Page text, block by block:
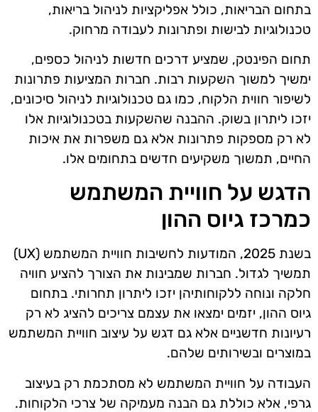
בתחום הבריאות, כולל אפליקציות לניהול בריאות,
טכנולוגיות לבישות ופתרונות לעבודה מרחוק.
תחום הפינטק, שמציע דרכים חדשות לניהול כספים,
ימשיך למשוך השקעות רבות. חברות המציעות פתרונות
לשיפור חווית הלקוח, כמו גם טכנולוגיות לניהול סיכונים,
יזכו ליתרון בשוק. ההבנה שהשקעות בטכנולוגיות אלו
לא רק מספקות פתרונות אלא גם משפרות את איכות
החיים, תמשוך משקיעים חדשים בתחומים אלו.
הדגש על חוויית המשתמש
כמרכז גיוס ההון
בשנת 2025, המודעות לחשיבות חוויית המשתמש (UX)
תמשיך לגדול. חברות שמבינות את הצורך להציע חוויה
חלקה ונוחה ללקוחותיהן יזכו ליתרון תחרותי. בתחום
גיוס ההון, יזמים ימצאו את עצמם צריכים להציג לא רק
רעיונות חדשניים אלא גם דגש על עיצוב חוויית המשתמש
במוצרים ובשירותים שלהם.
העבודה על חוויית המשתמש לא מסתכמת רק בעיצוב
גרפי, אלא כוללת גם הבנה מעמיקה של צרכי הלקוחות.